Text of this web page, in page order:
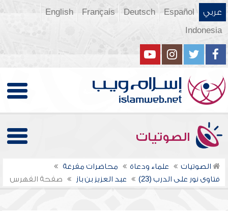
عربي Español
Deutsch
Français
English
Indonesia
الصوتيات
الصوتيات علماء ودعاة
محاضرات مفرغة
فتاوى نور على الدرب (23)
عبد العزيز بن باز صفحة الفهرس